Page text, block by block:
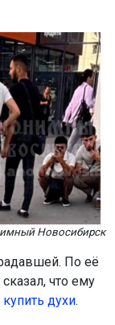
Новосибирск
По её
что ему
купить духи.